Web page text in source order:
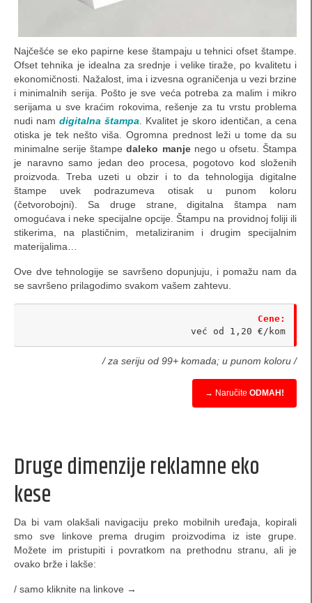
papirni uglovi (ušice)
futrole za kartice
prospekti, flajeri…
blokovi i sveske
fascikle
omoti za CD / DVD
magnetni proizvodi
Pozivnice i čestitke
lepeze
Reklamne lepeze
Lepeze – razglednice
plakati i posteri
zastavice od papira
wobblers / vobleri
Najčešće se eko papirne kese štampaju u tehnici ofset štampe.
Ofset tehnika je idealna za srednje i velike tiraže, po kvalitetu i
ekonomičnosti. Nažalost, ima i izvesna ograničenja u vezi brzine
i minimalnih serija. Pošto je sve veća potreba za malim i mikro
serijama u sve kraćim rokovima, rešenje za tu vrstu problema
nudi nam digitalna štampa . Kvalitet je skoro identičan, a cena
otiska je tek nešto viša. Ogromna prednost leži u tome da su
minimalne serije štampedaleko manjenego u ofsetu. Štampa
je naravno samo jedan deo procesa, pogotovo kod složenih
proizvoda. Treba uzeti u obzir i to da tehnologija digitalne
štampe uvek podrazumeva otisak u punom koloru
(četvorobojni). Sa druge strane, digitalna štampa nam
omogućava i neke specijalne opcije. Štampu na providnoj foliji ili
stikerima, na plastičnim, metaliziranim i drugim specijalnim
materijalima…
Ove dve tehnologije se savršeno dopunjuju, i pomažu nam da
se savršeno prilagodimo svakom vašem zahtevu.
Cene:
već od 1,20 €/kom
/ za seriju od 99+ komada; u punom koloru /
→ Naručite ODMAH!
Druge dimenzije reklamne eko
kese
Da bi vam olakšali navigaciju preko mobilnih uređaja, kopirali
smo sve linkove prema drugim proizvodima iz iste grupe.
Možete im pristupiti i povratkom na prethodnu stranu, ali je
ovako brže i lakše:
/ samo kliknite na linkove →